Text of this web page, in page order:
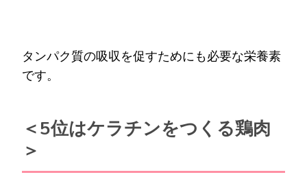
タンパク質の吸収を促すためにも必要な栄養素
です。
＜5位はケラチンをつくる鶏肉
＞